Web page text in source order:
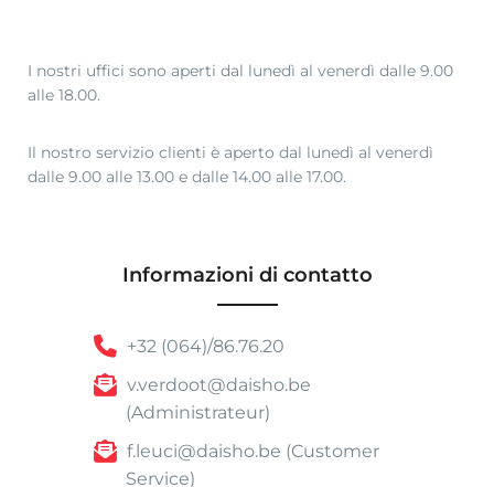
I nostri uffici sono aperti dal lunedì al venerdì dalle 9.00
alle 18.00.
Il nostro servizio clienti è aperto dal lunedì al venerdì
dalle 9.00 alle 13.00 e dalle 14.00 alle 17.00.
Informazioni di contatto
+32 (064)/86.76.20
v.verdoot@daisho.be
(Administrateur)
f.leuci@daisho.be (Customer
Service)